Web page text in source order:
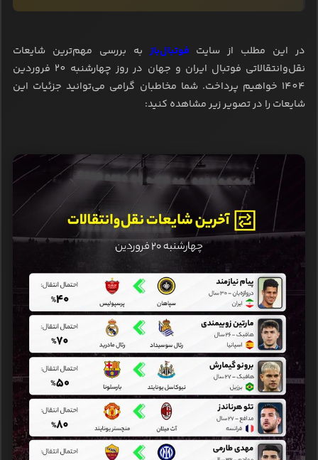
در این مطلب از سایت فوتبال‌باز به بررسی مهم‌ترین شایعات
نقل‌وانتقالاتی فوتبال ایران و جهان در روز چهارشنبه 20 فروردین
1404 خواهیم پرداخت. شما مخاطبان گرامی می‌توانید جزئیات این
شایعات را در تصویر زیر مشاهده کنید: